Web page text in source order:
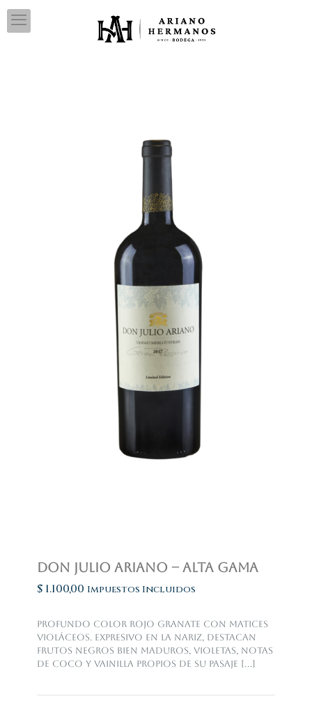
Don Julio Ariano – Alta Gama
$ 1.100,00 Impuestos Incluidos
Profundo color rojo granate con matices
violáceos. Expresivo en la nariz, destacan
frutos negros bien maduros, violetas, notas
de coco y vainilla propios de su pasaje […]